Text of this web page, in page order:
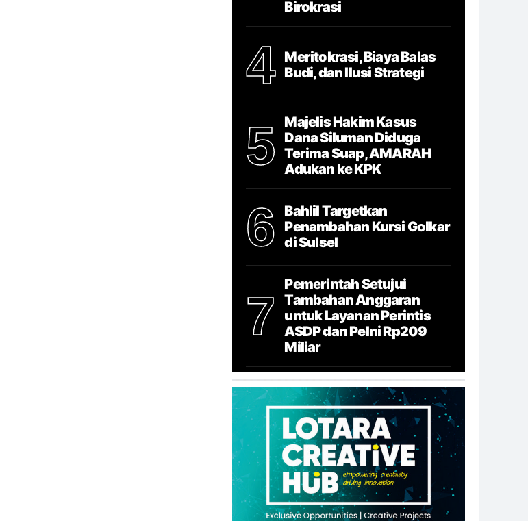
Birokrasi
4
Meritokrasi, Biaya Balas
Budi, dan Ilusi Strategi
5
Majelis Hakim Kasus
Dana Siluman Diduga
Terima Suap, AMARAH
Adukan ke KPK
6
Bahlil Targetkan
Penambahan Kursi Golkar
di Sulsel
7
Pemerintah Setujui
Tambahan Anggaran
untuk Layanan Perintis
ASDP dan Pelni Rp209
Miliar